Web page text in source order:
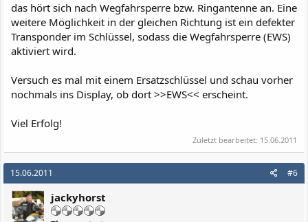
das hört sich nach Wegfahrsperre bzw. Ringantenne an. Eine
weitere Möglichkeit in der gleichen Richtung ist ein defekter
Transponder im Schlüssel, sodass die Wegfahrsperre (EWS)
aktiviert wird.
Versuch es mal mit einem Ersatzschlüssel und schau vorher
nochmals ins Display, ob dort >>EWS<< erscheint.
Viel Erfolg!
Zuletzt bearbeitet: 15.06.2011
15.06.2011 #6
jackyhorst